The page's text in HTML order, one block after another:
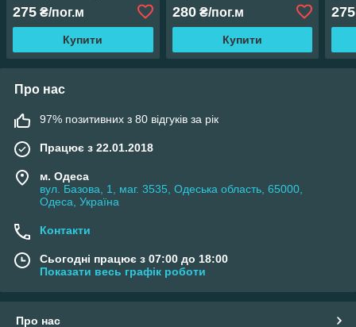
275 ₴/пог.м
Купити
280₴/пог.м
Купити
275
Про нас
97% позитивних з 80 відгуків за рік
Працює з 22.01.2018
м. Одеса
вул. Базова, 1, маг. 3535, Одеська область, 65000,
Одеса, Україна
Контакти
Сьогодні працює з 07:00 до 18:00
Показати весь графік роботи
Про нас